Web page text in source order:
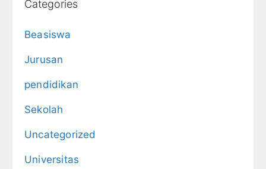
Categories
Beasiswa
Jurusan
pendidikan
Sekolah
Uncategorized
Universitas